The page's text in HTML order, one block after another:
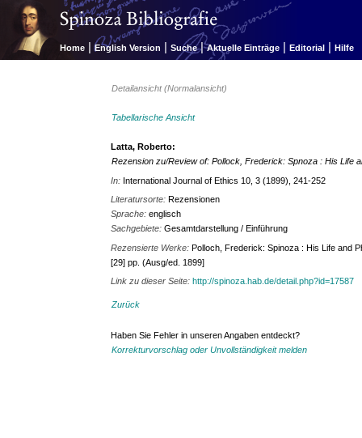
Home | English Version | Suche | Aktuelle Einträge | Editorial | Hilfe
Detailansicht (Normalansicht)
Tabellarische Ansicht
Latta, Roberto:
Rezension zu/Review of: Pollock, Frederick: Spnoza : His Life
In: International Journal of Ethics 10, 3 (1899), 241-252
Literatursorte:Rezensionen
Sprache:englisch
Sachgebiete:Gesamtdarstellung / Einführung
Rezensierte Werke:Polloch, Frederick: Spinoza : His Life and
[29] pp. (Ausg/ed. 1899]
Link zu dieser Seite:http://spinoza.hab.de/detail.php?id=17587
Zurück
Haben Sie Fehler in unseren Angaben entdeckt?
Korrekturvorschlag oder Unvollständigkeit melden